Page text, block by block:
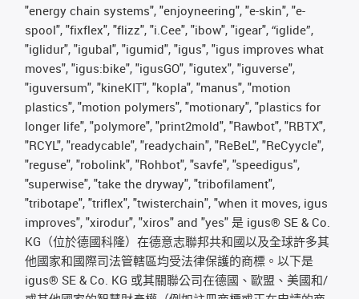
"energy chain systems", "enjoyneering", "e-skin", "e-
spool", "fixflex", "flizz", "i.Cee", "ibow", "igear", “iglide”,
"iglidur", "igubal", "igumid", "igus", "igus improves what
moves", "igus:bike", "igusGO", "igutex", "iguverse",
"iguversum", "kineKIT", "kopla", "manus", "motion
plastics", "motion polymers", "motionary", "plastics for
longer life", "polymore", "print2mold", "Rawbot", "RBTX",
"RCYL", "readycable", "readychain", "ReBeL", "ReCyycle",
"reguse", "robolink", "Rohbot", "savfe", "speedigus",
"superwise", "take the dryway", "tribofilament",
"tribotape", "triflex", "twisterchain", "when it moves, igus
improves", "xirodur", "xiros" and "yes" 是 igus® SE & Co.
KG（位於德國科隆）在德意志聯邦共和國以及全球許多其
他國家和國際司法管轄區均受法律保護的商標。以下是
igus® SE & Co. KG 或其關聯公司在德國、歐盟、美國和/